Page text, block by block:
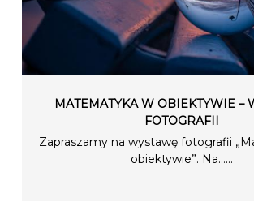
MATEMATYKA W OBIEKTYWIE –
FOTOGRAFII
Zapraszamy na wystawę fotografii
obiektywie”. Na…...